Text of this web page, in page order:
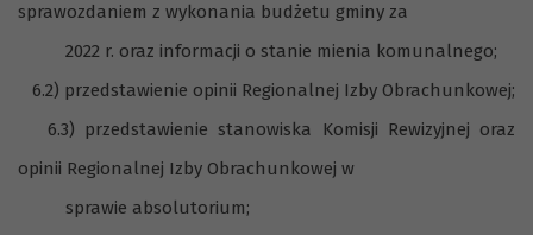
sprawozdaniem z wykonania budżetu gminy za
2022 r. oraz informacji o stanie mienia komunalnego;
6.2) przedstawienie opinii Regionalnej Izby Obrachunkowej;
6.3) przedstawienie stanowiska Komisji Rewizyjnej oraz
opinii Regionalnej Izby Obrachunkowej w
sprawie absolutorium;